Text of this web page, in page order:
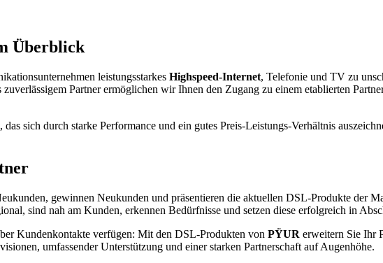
Überblick
leistungsstarkes Highspeed-Internet, Telefonie und TV zu
Partner ermöglichen wir Ihnen den Zugang zu einem etablierten
sich durch starke Performance und ein gutes Preis-Leistungs-Verhältnis
gewinnen Neukunden und präsentieren die aktuellen DSL-Produkte der
sind nah am Kunden, erkennen Bedürfnisse und setzen diese erfolgreich in
Kundenkontakte verfügen: Mit den DSL-Produkten von PΫUR erweitern Sie Ihr
umfassender Unterstützung und einer starken Partnerschaft auf Augenhöhe.